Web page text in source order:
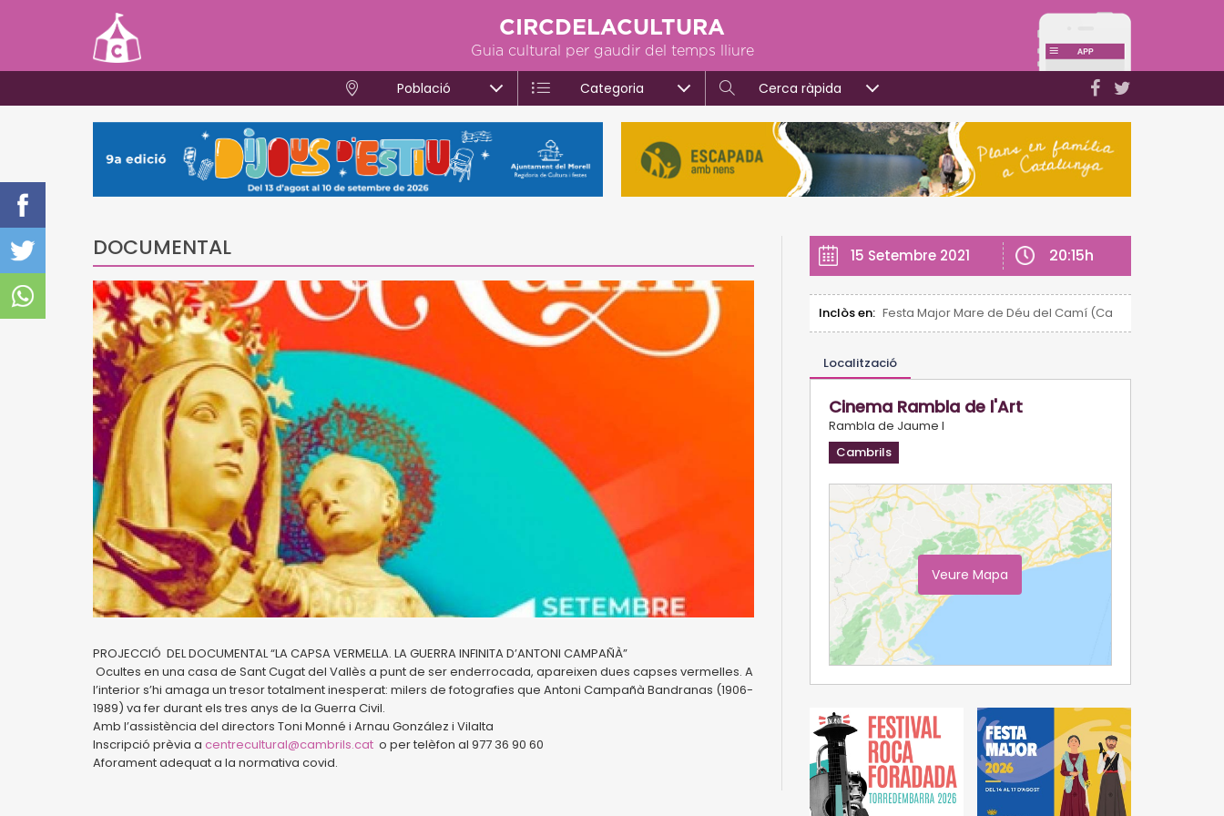
CIRCDELACULTURA
Guia cultural per gaudir del temps lliure
Població Categoria Cerca ràpida
DOCUMENTAL
PROJECCIÓ DEL DOCUMENTAL “LA CAPSA VERMELLA. LA GUERRA INFINITA D’ANTONI CAMPAÑÀ”
Ocultes en una casa de Sant Cugat del Vallès a punt de ser enderrocada, apareixen dues capses vermelles. A
l’interior s’hi amaga un tresor totalment inesperat: milers de fotografies que Antoni Campañà Bandranas (1906-
1989) va fer durant els tres anys de la Guerra Civil.
Amb l’assistència del directors Toni Monné i Arnau González i Vilalta
Inscripció prèvia a centrecultural@cambrils.cat o per telèfon al 977 36 90 60
Aforament adequat a la normativa covid.
15 Setembre 2021 20:15h
Inclòs en: Festa Major Mare de Déu del Camí (Cambrils)
Localització
Cinema Rambla de l'Art
Rambla de Jaume I
Cambrils
Veure Mapa